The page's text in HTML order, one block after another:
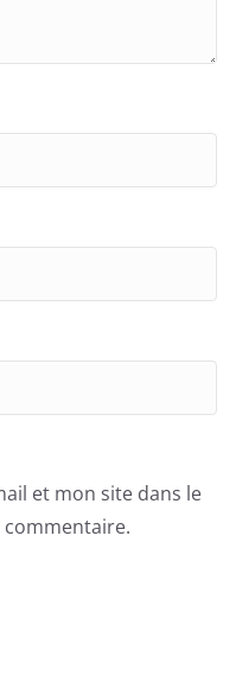
et mon site dans le